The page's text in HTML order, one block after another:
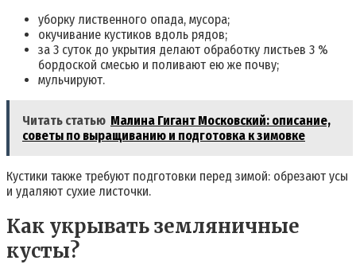
уборку лиственного опада, мусора;
окучивание кустиков вдоль рядов;
за 3 суток до укрытия делают обработку листьев 3 %
бордоской смесью и поливают ею же почву;
мульчируют.
Читать статью Малина Гигант Московский: описание,
советы по выращиванию и подготовка к зимовке
Кустики также требуют подготовки перед зимой: обрезают усы
и удаляют сухие листочки.
Как укрывать земляничные
кусты?